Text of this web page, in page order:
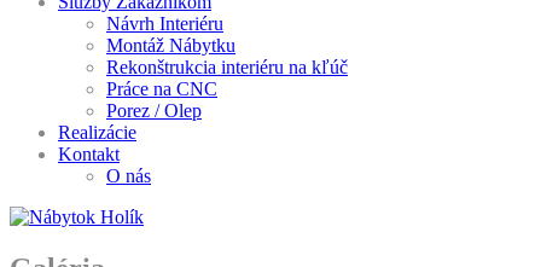
Návrh Interiéru
Montáž Nábytku
Rekonštrukcia interiéru na kľúč
Práce na CNC
Porez / Olep
Realizácie
Kontakt
O nás